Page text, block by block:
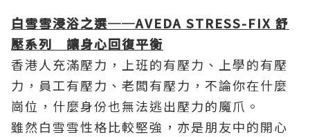
白雪雪浸浴之選──AVEDA STRESS-FIX 舒
壓系列 讓身心回復平衡
香港人充滿壓力，上班的有壓力、上學的有壓
力，員工有壓力、老闆有壓力，不論你在什麼
崗位，什麼身份也無法逃出壓力的魔爪。
雖然白雪雪性格比較堅強，亦是朋友中的開心